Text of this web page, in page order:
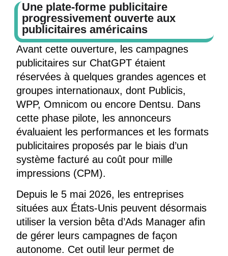
Une plate-forme publicitaire
progressivement ouverte aux
publicitaires américains
Avant cette ouverture, les campagnes
publicitaires sur ChatGPT étaient
réservées à quelques grandes agences et
groupes internationaux, dont Publicis,
WPP, Omnicom ou encore Dentsu. Dans
cette phase pilote, les annonceurs
évaluaient les performances et les formats
publicitaires proposés par le biais d’un
système facturé au coût pour mille
impressions (CPM).
Depuis le 5 mai 2026, les entreprises
situées aux États-Unis peuvent désormais
utiliser la version bêta d’Ads Manager afin
de gérer leurs campagnes de façon
autonome. Cet outil leur permet de